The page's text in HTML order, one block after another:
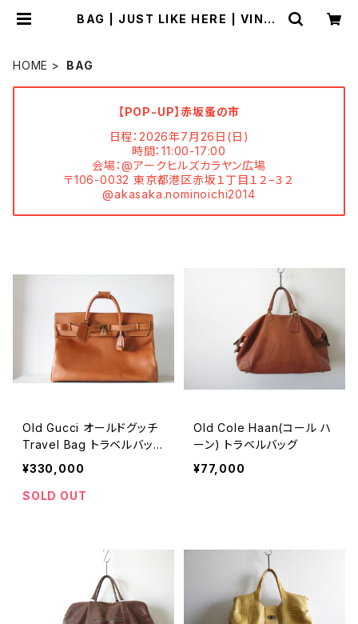
BAG | JUST LIKE HERE | VINTA
HOME BAG
【POP-UP】赤坂蚤の市
日程：2026年7月26日(日)
時間：11:00-17:00
会場：@アークヒルズカラヤン広場
〒106-0032 東京都港区赤坂１丁目１２−３２
@akasaka.nominoichi2014
Old Gucci オールドグッチ
Travel Bag トラベルバッグ
Made in Italy
¥330,000
SOLD OUT
Old Cole Haan(コール ハ
ーン) トラベルバッグ
¥77,000